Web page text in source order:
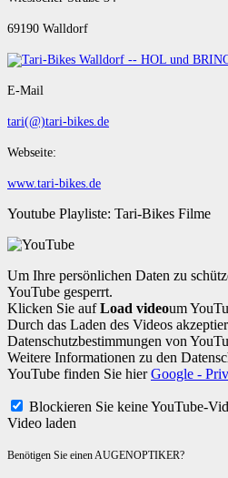
69190 Walldorf
E-Mail
tari(@)tari-bikes.de
Webseite:
www.tari-bikes.de
Youtube Playliste: Tari-Bikes Filme
Um Ihre persönlichen Daten zu
YouTube gesperrt.
Klicken Sie aufLoad videoum
Durch das Laden des Videos
Datenschutzbestimmungen von
Weitere Informationen zu den
YouTube finden Sie hierGoogle -
Blockieren Sie keine YouTube-
Video laden
Benötigen Sie einen AUGENOPTIKER?